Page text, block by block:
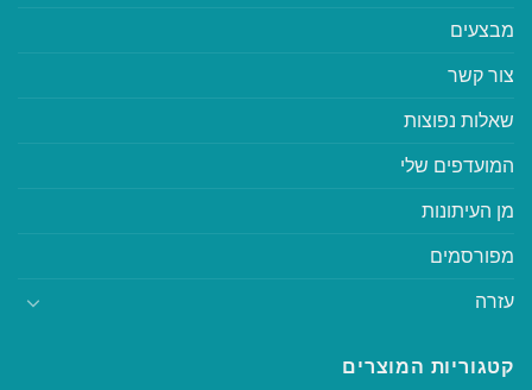
מבצעים
צור קשר
שאלות נפוצות
המועדפים שלי
מן העיתונות
מפורסמים
עזרה
קטגוריות המוצרים